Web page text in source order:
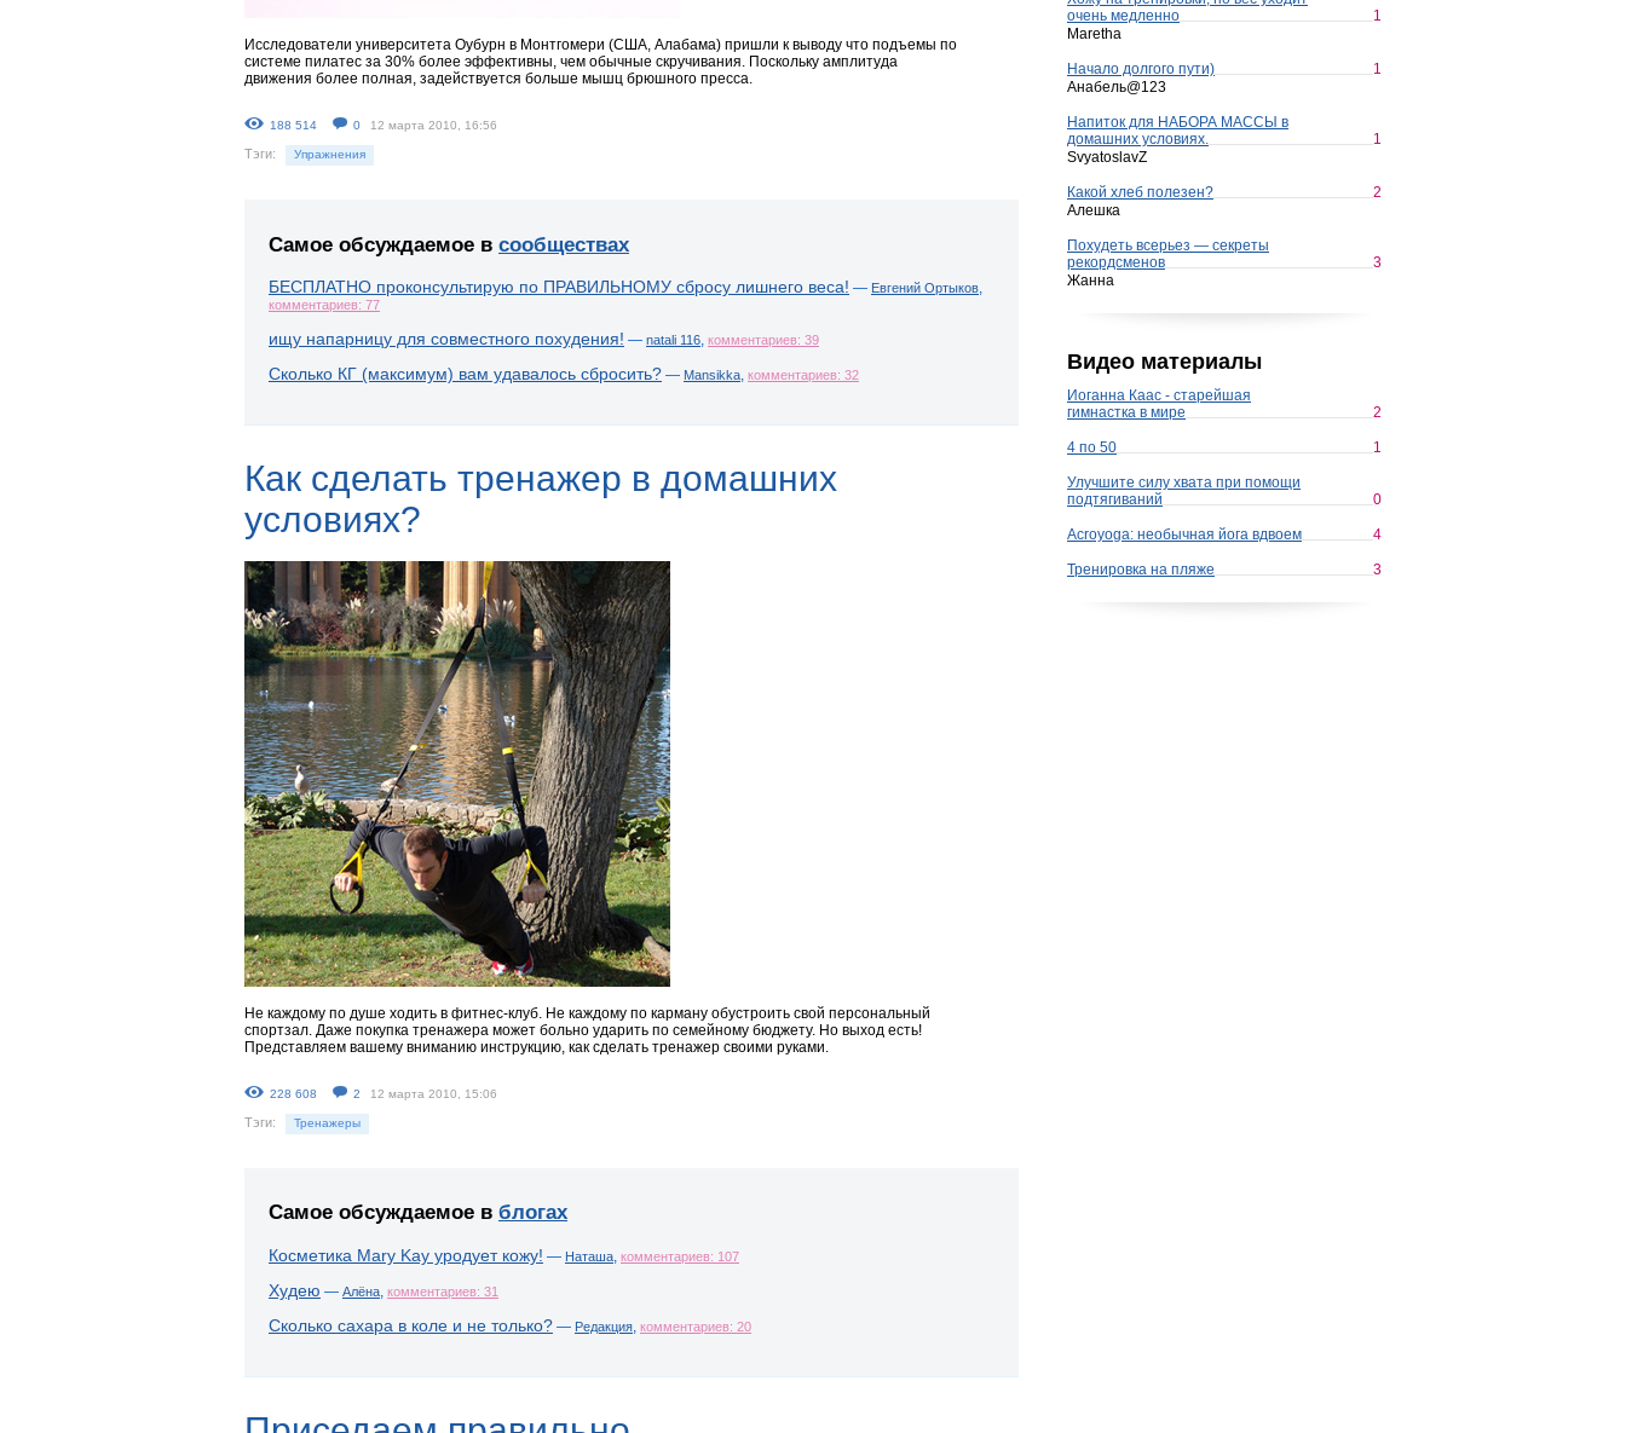
Исследователи университета Оубурн в Монтгомери (США, Алабама) пришли к выводу что подъемы по
системе пилатес за 30% более эффективны, чем обычные скручивания. Поскольку амплитуда
движения более полная, задействуется больше мышц брюшного пресса.
188 514 0 12 марта 2010, 16:56
Тэги: Упражнения
Самое обсуждаемое в сообществах
БЕСПЛАТНО проконсультирую по ПРАВИЛЬНОМУ сбросу лишнего веса! — Евгений Ортыков,
комментариев: 77
ищу напарницу для совместного похудения! — natali 116, комментариев: 39
Сколько КГ (максимум) вам удавалось сбросить? — Mansikka, комментариев: 32
Как сделать тренажер в домашних
условиях?
Не каждому по душе ходить в фитнес-клуб. Не каждому по карману обустроить свой персональный
спортзал. Даже покупка тренажера может больно ударить по семейному бюджету. Но выход есть!
Представляем вашему вниманию инструкцию, как сделать тренажер своими руками.
228 608 2 12 марта 2010, 15:06
Тэги: Тренажеры
Самое обсуждаемое в блогах
Косметика Mary Kay уродует кожу! — Наташа комментариев: 107
Худею — Алёна комментариев: 31
Сколько сахара в коле и не только? — Редакция комментариев: 20
очень медленно
1
Maretha
Начало долгого пути)
1
Анабель@123
Напиток для НАБОРА МАССЫ в
домашних условиях.
1
SvyatoslavZ
Какой хлеб полезен?
2
Алешка
Похудеть всерьез — секреты
рекордсменов
3
Жанна
Видео материалы
Иоганна Каас - старейшая
гимнастка в мире
2
4 по 50 1
Улучшите силу хвата при помощи
подтягиваний
0
Acroyoga: необычная йога вдвоем 4
Тренировка на пляже 3